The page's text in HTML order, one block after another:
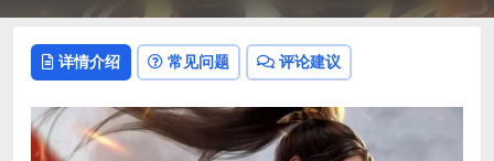
详情介绍 常见问题 评论建议